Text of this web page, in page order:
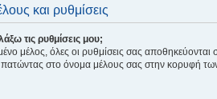
και ρυθμίσεις
τις ρυθμίσεις μου;
μέλος, όλες οι ρυθμίσεις σας
στο όνομα μέλους σας στην κορυφή των